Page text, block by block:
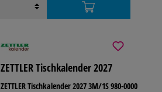
ZETTLER Tischkalender 2027
ZETTLER Tischkalender 2027 3M/1S 980-0000